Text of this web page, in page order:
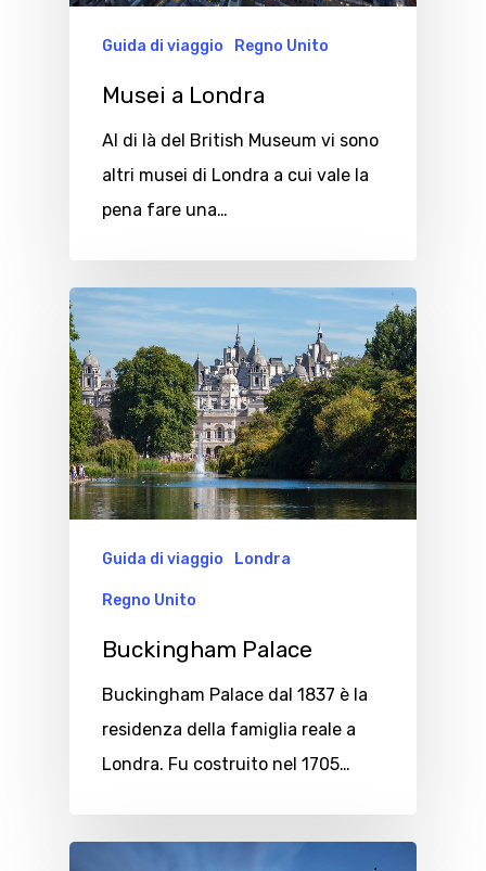
Guida di viaggio Regno Unito
Musei a Londra
Al di là del British Museum vi sono
altri musei di Londra a cui vale la
pena fare una…
Guida di viaggio Londra
Regno Unito
Buckingham Palace
Buckingham Palace dal 1837 è la
residenza della famiglia reale a
Londra. Fu costruito nel 1705…